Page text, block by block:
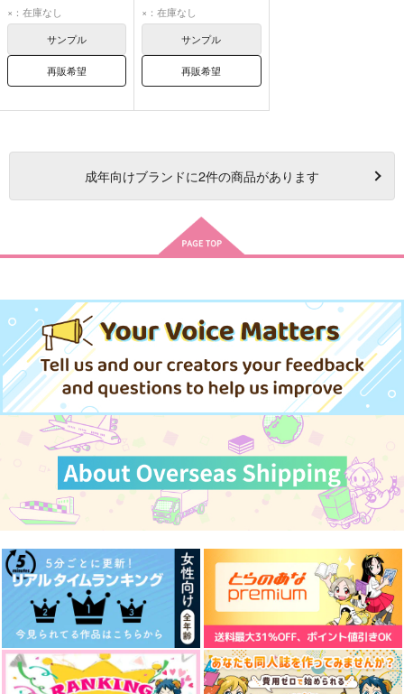
シルバー
マレウス・ドラコニア
リリア・ヴァンルージュ
×：在庫なし
サンプル
再販希望
シルバー
リリア・ヴァンルージュ
マレウス・ドラコニア
×：在庫なし
サンプル
再販希望
成年向けブランドに2件の商品があります